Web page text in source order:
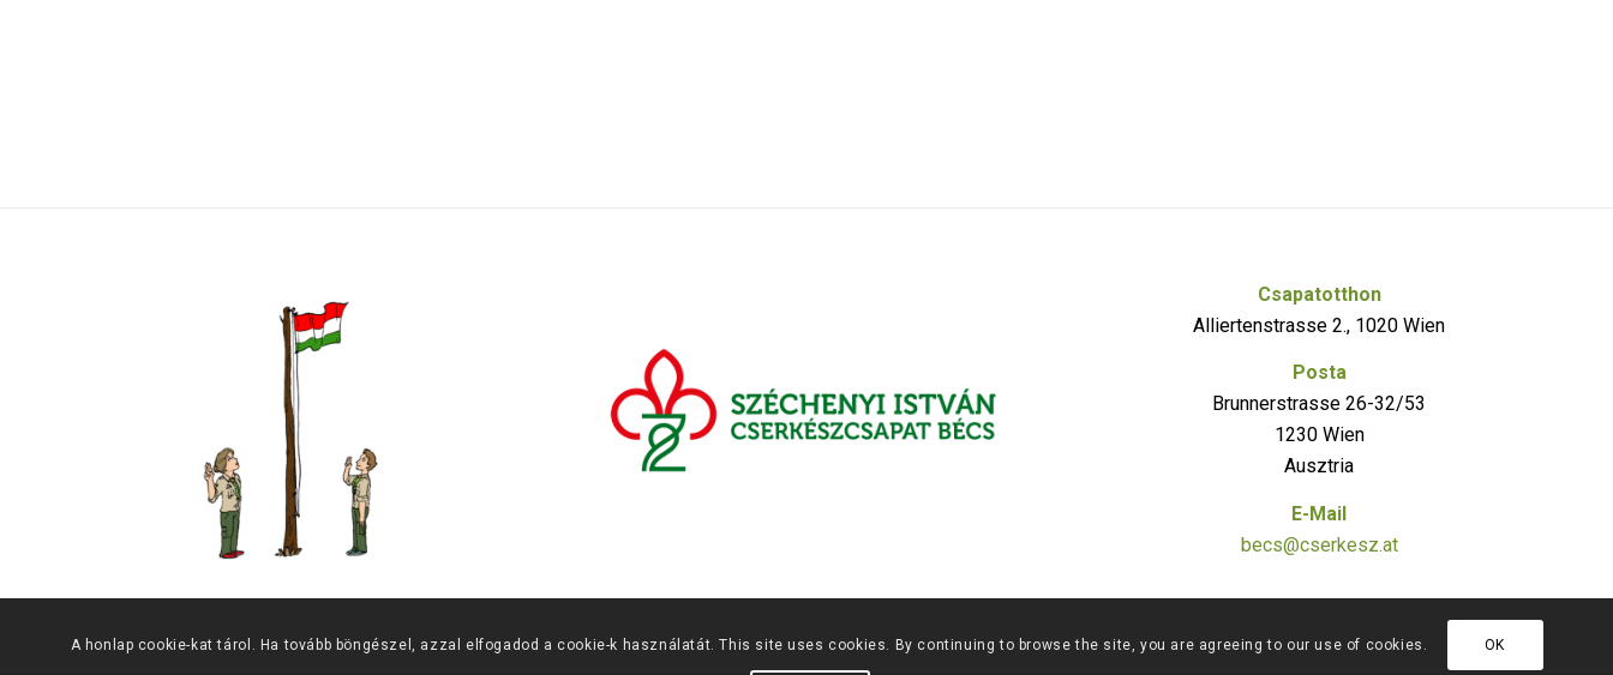
Csapatotthon
Alliertenstrasse 2., 1020 Wien
Posta
Brunnerstrasse 26-32/53
1230 Wien
Ausztria
E-Mail
becs@cserkesz.at
A honlap cookie-kat tárol. Ha tovább böngészel, azzal elfogadod a cookie-k használatát. This site uses cookies. By continuing to browse the site, you are agreeing to our use of cookies. OK